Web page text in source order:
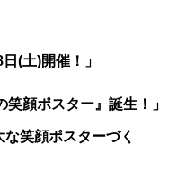
(土)開催！ 」
顔ポスター』誕生！」
笑顔ポスターづく